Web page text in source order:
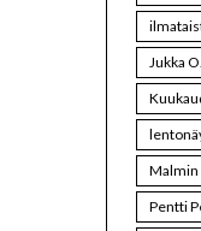
Jukka
Malmin
Pentti